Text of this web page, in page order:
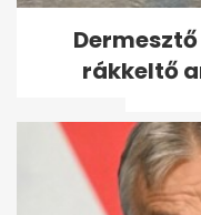
okát
rákkeltő